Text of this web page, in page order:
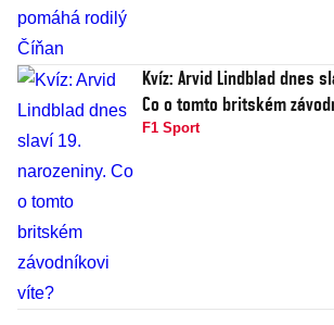
Kvíz: Arvid Lindblad dnes
Co o tomto britském
F1 Sport